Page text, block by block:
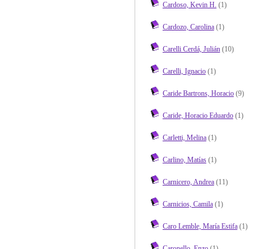
Cardoso, Kevin H. (1)
Cardozo, Carolina(1)
Carelli Cerdá, Julián(10)
Carelli, Ignacio(1)
Caride Bartrons, Horacio(9)
Caride, Horacio Eduardo(1)
Carletti, Melina(1)
Carlino, Matías(1)
Carnicero, Andrea(11)
Carnicios, Camila(1)
Caro Lemble, María Estifa(1)